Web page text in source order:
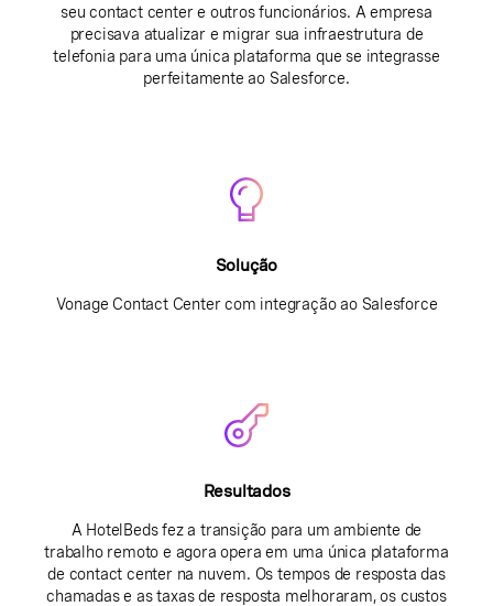
seu contact center e outros funcionários. A empresa
precisava atualizar e migrar sua infraestrutura de
telefonia para uma única plataforma que se integrasse
perfeitamente ao Salesforce.
Solução
Vonage Contact Center com integração ao Salesforce
Resultados
A HotelBeds fez a transição para um ambiente de
trabalho remoto e agora opera em uma única plataforma
de contact center na nuvem. Os tempos de resposta das
chamadas e as taxas de resposta melhoraram, os custos